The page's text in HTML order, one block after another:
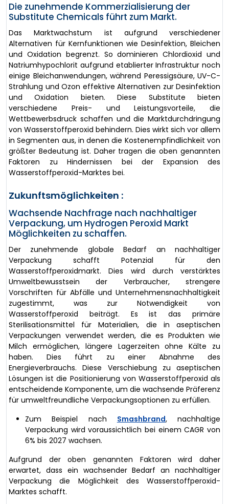
Die zunehmende Kommerzialisierung der
Substitute Chemicals führt zum Markt.
Das Marktwachstum ist aufgrund verschiedener
Alternativen für Kernfunktionen wie Desinfektion, Bleichen
und Oxidation begrenzt. So dominieren Chlordioxid und
Natriumhypochlorit aufgrund etablierter Infrastruktur noch
einige Bleichanwendungen, während Peressigsäure, UV-C-
Strahlung und Ozon effektive Alternativen zur Desinfektion
und Oxidation bieten. Diese Substitute bieten
verschiedene Preis- und Leistungsvorteile, die
Wettbewerbsdruck schaffen und die Marktdurchdringung
von Wasserstoffperoxid behindern. Dies wirkt sich vor allem
in Segmenten aus, in denen die Kostenempfindlichkeit von
größter Bedeutung ist. Daher tragen die oben genannten
Faktoren zu Hindernissen bei der Expansion des
Wasserstoffperoxid-Marktes bei.
Zukunftsmöglichkeiten :
Wachsende Nachfrage nach nachhaltiger
Verpackung, um Hydrogen Peroxid Markt
Möglichkeiten zu schaffen.
Der zunehmende globale Bedarf an nachhaltiger
Verpackung schafft Potenzial für den
Wasserstoffperoxidmarkt. Dies wird durch verstärktes
Umweltbewusstsein der Verbraucher, strengere
Vorschriften für Abfälle und Unternehmensnachhaltigkeit
zugestimmt, was zur Notwendigkeit von
Wasserstoffperoxid beiträgt. Es ist das primäre
Sterilisationsmittel für Materialien, die in aseptischen
Verpackungen verwendet werden, die es Produkten wie
Milch ermöglichen, längere Lagerzeiten ohne Kälte zu
haben. Dies führt zu einer Abnahme des
Energieverbrauchs. Diese Verschiebung zu aseptischen
Lösungen ist die Positionierung von Wasserstoffperoxid als
entscheidende Komponente, um die wachsende Präferenz
für umweltfreundliche Verpackungsoptionen zu erfüllen.
Zum Beispiel nach Smashbrand, nachhaltige
Verpackung wird voraussichtlich bei einem CAGR von
6% bis 2027 wachsen.
Aufgrund der oben genannten Faktoren wird daher
erwartet, dass ein wachsender Bedarf an nachhaltiger
Verpackung die Möglichkeit des Wasserstoffperoxid-
Marktes schafft.